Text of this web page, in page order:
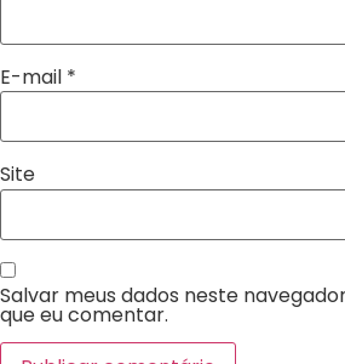
E-mail *
Site
Salvar meus dados neste
que eu comentar.